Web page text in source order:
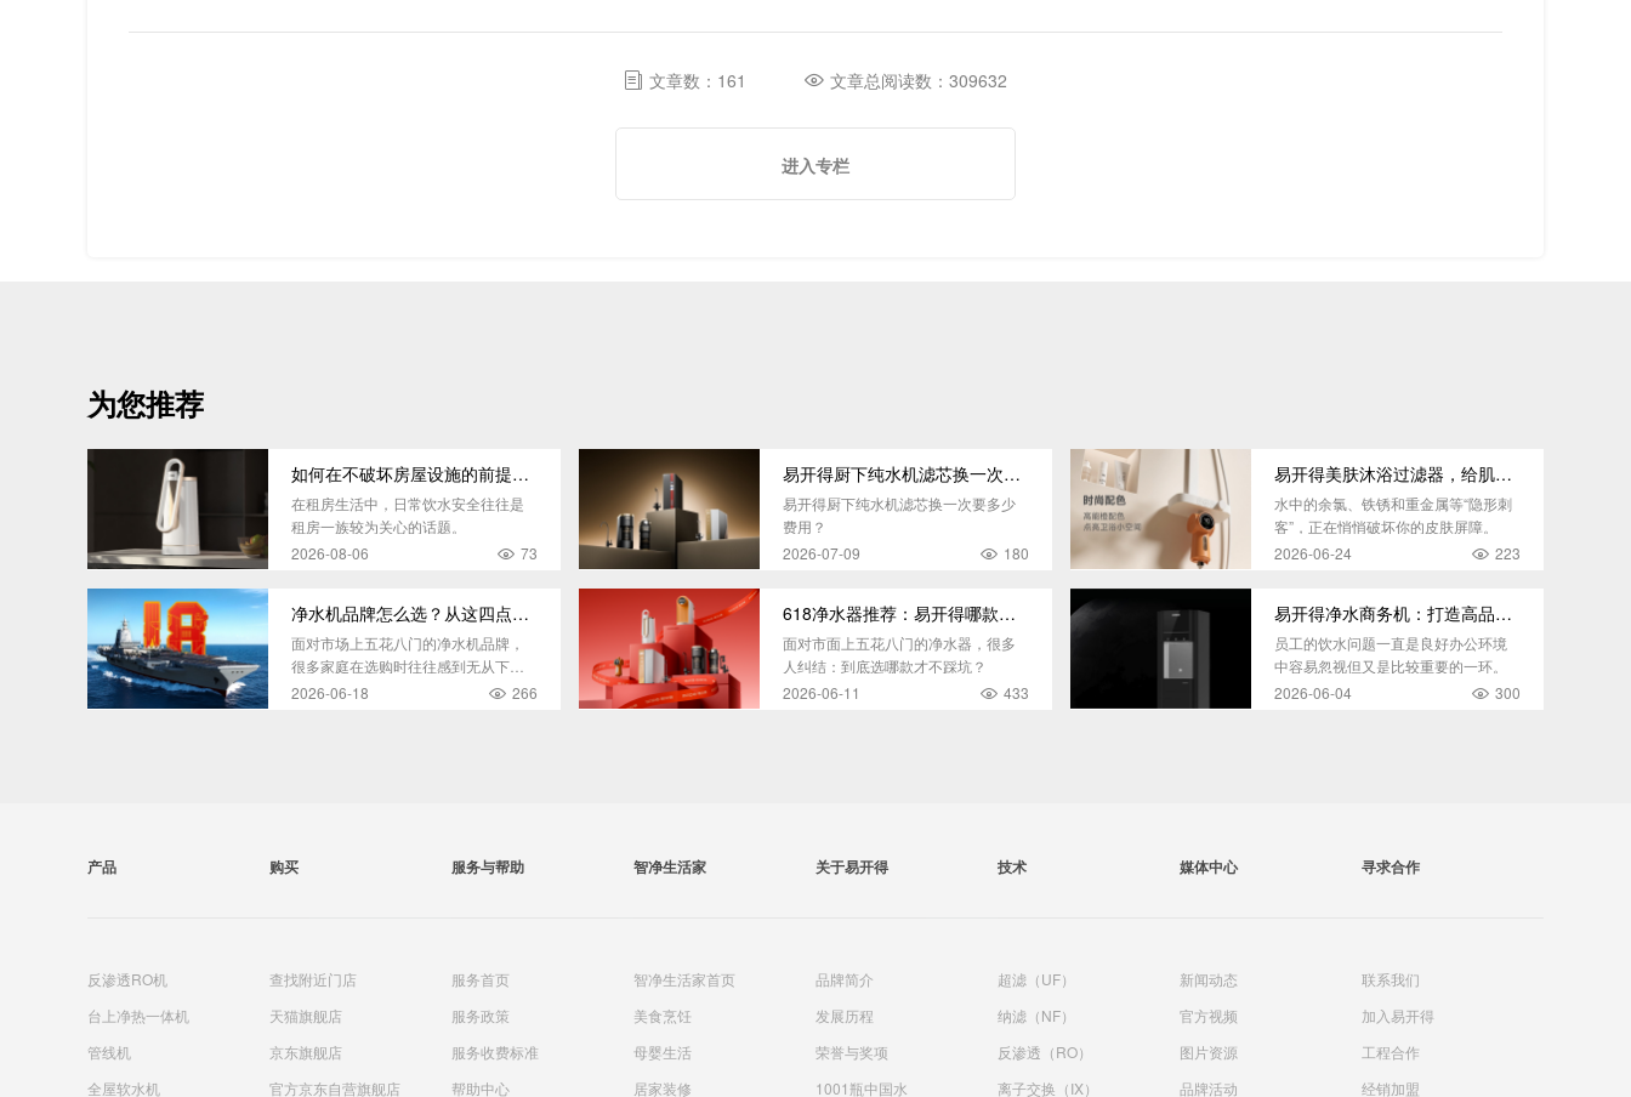
文章数：161 文章总阅读数：309632
进入专栏
为您推荐
如何在不破坏房屋设施的前提下，挑选到合适的租房净水器
在租房生活中，日常饮水安全往往是
租房一族较为关心的话题。
2026-08-06
73
易开得厨下纯水机滤芯换一次要多少钱
易开得厨下纯水机滤芯换一次要多少
费用？
2026-07-09
180
易开得美肤沐浴过滤器，给肌肤纯净呵护
水中的余氯、铁锈和重金属等“隐形刺
客”，正在悄悄破坏你的皮肤屏障。
2026-06-24
223
净水机品牌怎么选？从这四点入手，避开90%的选购陷阱
面对市场上五花八门的净水机品牌，
很多家庭在选购时往往感到无从下
手。
2026-06-18 266
618净水器推荐：易开得哪款最适合你？
面对市面上五花八门的净水器，很多
人纠结：到底选哪款才不踩坑？
2026-06-11
433
易开得净水商务机：打造高品质办公健康饮水环境
员工的饮水问题一直是良好办公环境
中容易忽视但又是比较重要的一环。
2026-06-04
300
产品
反渗透RO机
台上净热一体机
管线机
全屋软水机
购买
查找附近门店
天猫旗舰店
京东旗舰店
官方京东自营旗舰店
服务与帮助
服务首页
服务政策
服务收费标准
帮助中心
智净生活家
智净生活家首页
美食烹饪
母婴生活
居家装修
关于易开得
品牌简介
发展历程
荣誉与奖项
1001瓶中国水
技术
超滤（UF）
纳滤（NF）
反渗透（RO）
离子交换（IX）
媒体中心
新闻动态
官方视频
图片资源
品牌活动
寻求合作
联系我们
加入易开得
工程合作
经销加盟